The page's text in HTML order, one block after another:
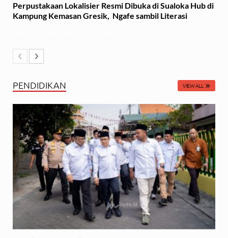
Perpustakaan Lokalisier Resmi Dibuka di Sualoka Hub di
Kampung Kemasan Gresik, Ngafe sambil Literasi
PENDIDIKAN VIEW ALL